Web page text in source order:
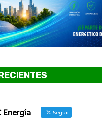
Energía Seguir